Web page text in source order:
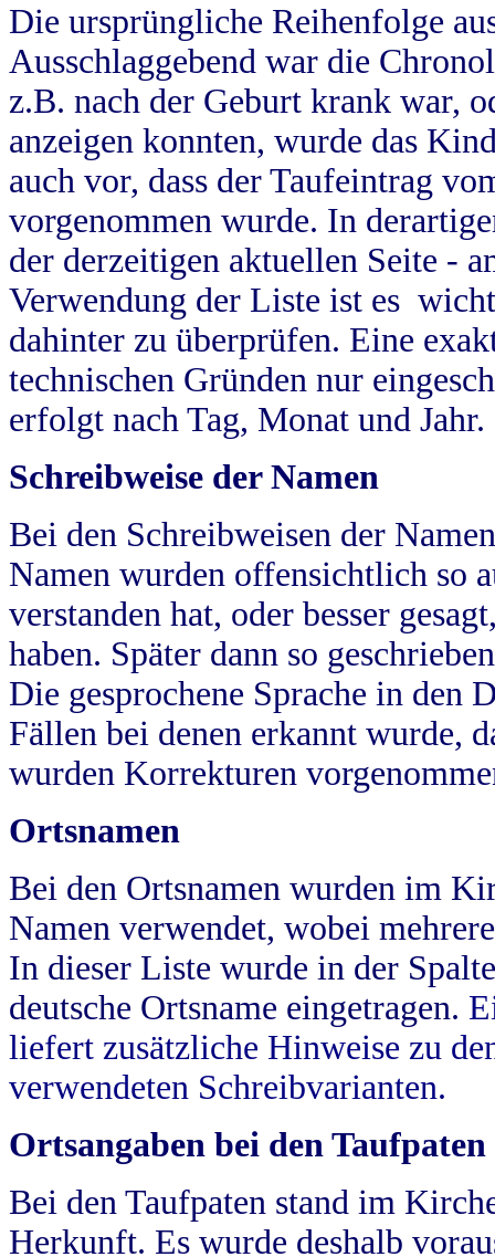
Die ursprüngliche Reihenfolge
Ausschlaggebend war die
z.B. nach der Geburt krank war,
anzeigen konnten, wurde das
auch vor, dass der Taufeintrag
vorgenommen wurde. In
der derzeitigen aktuellen Seite -
Verwendung der Liste ist es
dahinter zu überprüfen. Eine
technischen Gründen nur
erfolgt nach Tag, Monat und Jahr.
Schreibweise der Namen
Bei den Schreibweisen der
Namen wurden offensichtlich so
verstanden hat, oder besser
haben. Später dann so
Die gesprochene Sprache in
Fällen bei denen erkannt wurde,
wurden Korrekturen
Ortsnamen
Bei den Ortsnamen wurden im
Namen verwendet, wobei
In dieser Liste wurde in der
deutsche Ortsname eingetragen.
liefert zusätzliche Hinweise zu
verwendeten Schreibvarianten.
Ortsangaben bei den Taufpaten
Bei den Taufpaten stand im
Herkunft. Es wurde deshalb